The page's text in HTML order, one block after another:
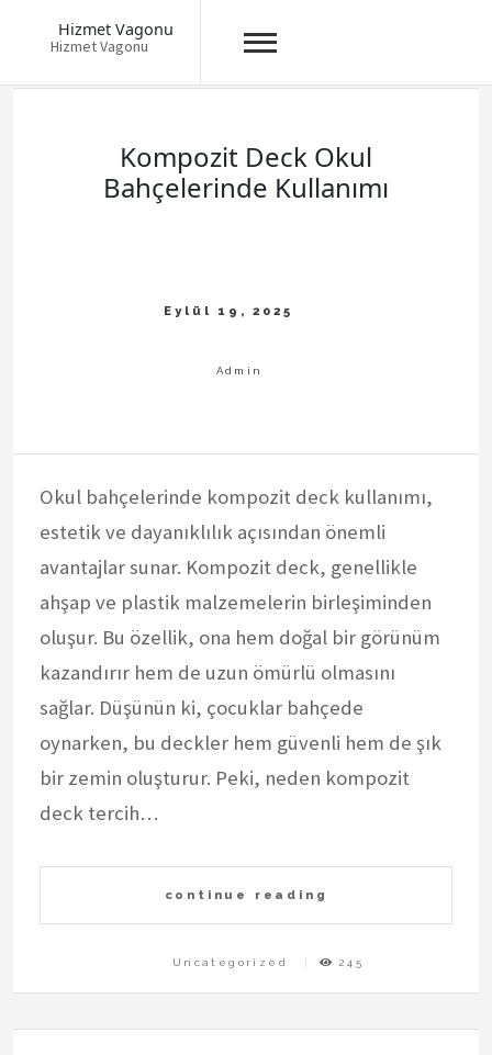
Hizmet Vagonu
Hizmet Vagonu
Kompozit Deck Okul
Bahçelerinde Kullanımı
Okul bahçelerinde kompozit deck kullanımı,
estetik ve dayanıklılık açısından önemli
avantajlar sunar. Kompozit deck, genellikle
ahşap ve plastik malzemelerin birleşiminden
oluşur. Bu özellik, ona hem doğal bir görünüm
kazandırır hem de uzun ömürlü olmasını
sağlar. Düşünün ki, çocuklar bahçede
oynarken, bu deckler hem güvenli hem de şık
bir zemin oluşturur. Peki, neden kompozit
deck tercih…
continue reading
Uncategorized 245